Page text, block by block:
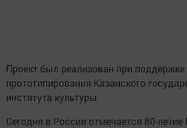
Проект был реализован при
прототипирования Казанского
института культуры.
Сегодня в России отмечается 80-